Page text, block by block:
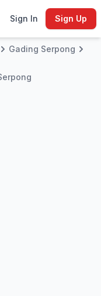
Sign In Sign Up
Gading Serpong